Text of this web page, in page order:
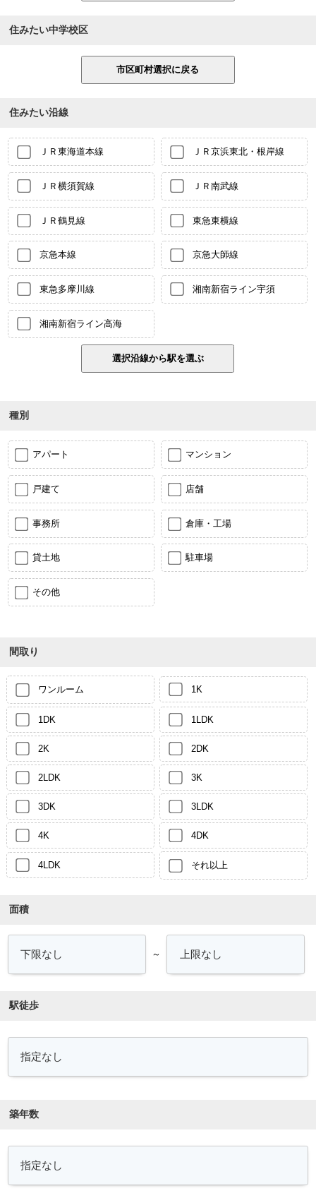
住みたい中学校区
住みたい沿線
ＪＲ東海道本線 ＪＲ京浜東北・根岸線
ＪＲ横須賀線 ＪＲ南武線
ＪＲ鶴見線 東急東横線
京急本線 京急大師線
東急多摩川線 湘南新宿ライン宇須
湘南新宿ライン高海
種別
アパート マンション
戸建て 店舗
事務所 倉庫・工場
貸土地 駐車場
その他
間取り
ワンルーム 1K
1DK 1LDK
2K 2DK
2LDK 3K
3DK 3LDK
4K 4DK
4LDK それ以上
面積
～
駅徒歩
築年数